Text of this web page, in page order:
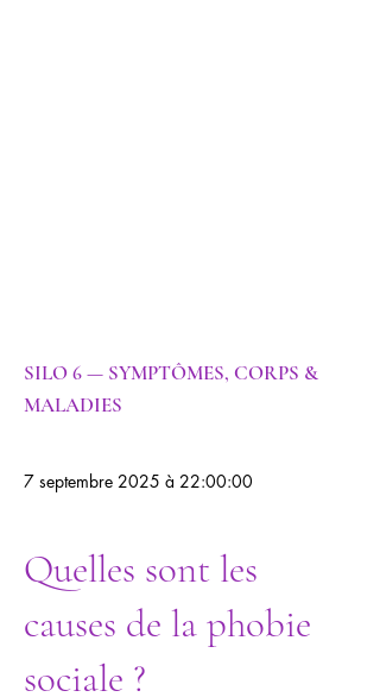
SILO 6 — SYMPTÔMES, CORPS &
MALADIES
7 septembre 2025 à 22:00:00
Quelles sont les
causes de la phobie
sociale ?